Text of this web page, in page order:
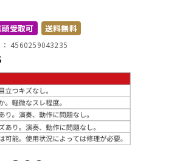
機器
受取可 送料無料
4560259043235